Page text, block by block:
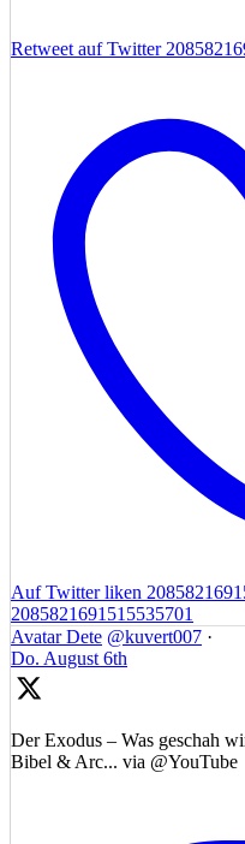
Retweet auf Twitter
Auf Twitter liken
2085821691515535701
Avatar Dete @kuvert007 ·
Do. August 6th
Der Exodus – Was geschah
Bibel & Arc... via @YouTube